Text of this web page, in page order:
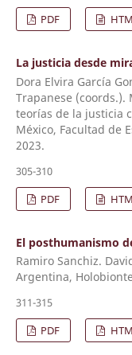
PDF
La justicia desde
Dora Elvira García
Trapanese (coords.).
teorías de la justicia
México, Facultad de
2023.
305-310
PDF
El posthumanismo
Ramiro Sanchiz.
Argentina,
311-315
PDF